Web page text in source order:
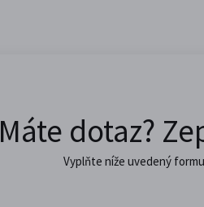
Máte dotaz?
Vyplňte níže uvedený